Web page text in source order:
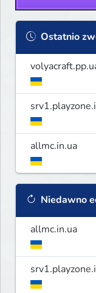
Ostatnio
allmc.in.ua
Niedawno
allmc.in.ua